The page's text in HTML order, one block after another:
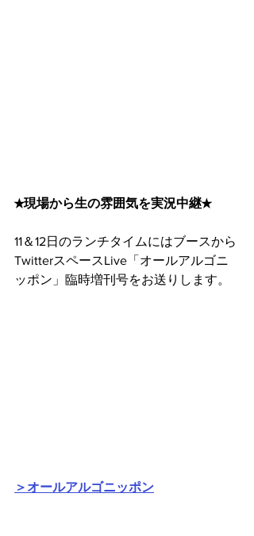
★現場から生の雰囲気を実況中継★
11＆12日のランチタイムにはブースから
TwitterスペースLive「オールアルゴニ
ッポン」臨時増刊号をお送りします。
＞オールアルゴニッポン